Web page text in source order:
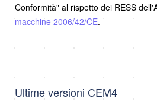
Conformità" al rispetto dei RESS
macchine 2006/42/CE.
Ultime versioni CEM4